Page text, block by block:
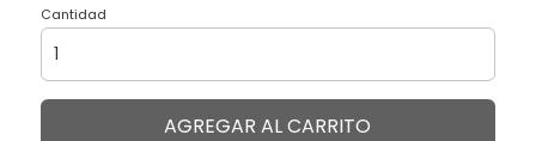
Cantidad
AGREGAR AL CARRITO